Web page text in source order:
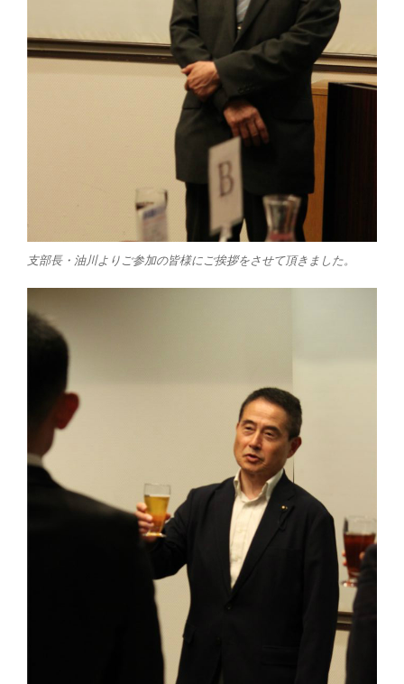
支部長・油川よりご参加の皆様にご挨拶をさせて頂きました。